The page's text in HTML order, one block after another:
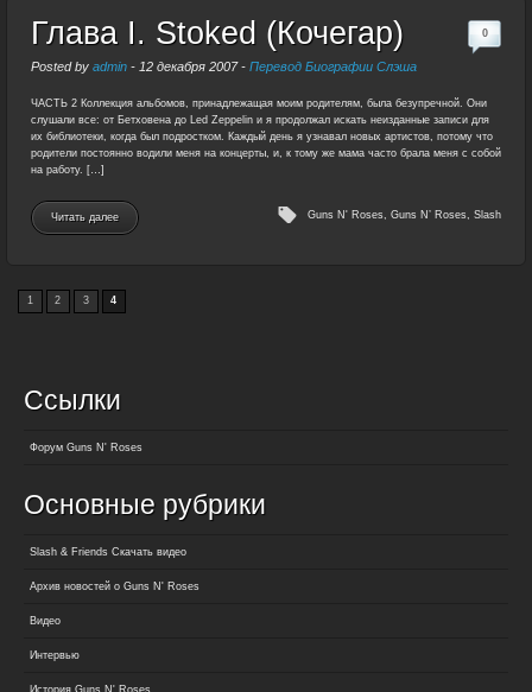
Глава I. Stoked (Кочегар)
Posted by admin - 12 декабря 2007- Перевод Биографии Слэша
0
ЧАСТЬ 2 Коллекция альбомов, принадлежащая моим родителям, была безупречной. Они
слушали все: от Бетховена до Led Zeppelin и я продолжал искать неизданные записи для
их библиотеки, когда был подростком. Каждый день я узнавал новых артистов, потому что
родители постоянно водили меня на концерты, и, к тому же мама часто брала меня с собой
на работу. […]
Читать далее Guns N' Roses Guns N’ Roses Slash
1 2 3 4
Ссылки
Форум Guns N' Roses
Основные рубрики
Slash & Friends Скачать видео
Архив новостей о Guns N' Roses
Видео
Интервью
История Guns N' Roses